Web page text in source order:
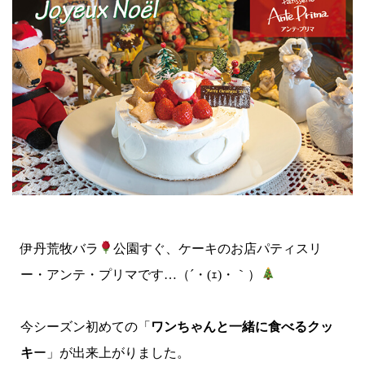
伊丹荒牧バラ
公園すぐ、ケーキのお店パティスリ
ー・アンテ・プリマです…（´・(ｪ)・｀）
今シーズン初めての「 ワンちゃんと一緒に食べるクッ
キー」が出来上がりました。